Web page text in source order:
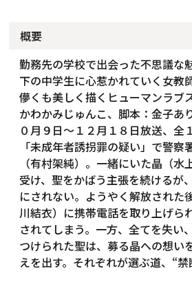
概要
勤務先の学校で出会った不思議な
下の中学生に心惹かれていく女教
儚くも美しく描くヒューマンラブ
かわかみじゅんこ、脚本：金子あ
０月９日～１２月１８日放送、全
「未成年者誘拐罪の疑い」で警察
（有村架純）。一緒にいた晶（水
受け、聖をかばう主張を続けるが
にされない。ようやく解放された
川結衣）に携帯電話を取り上げら
されてしまう。一方、全てを失い
つけられた聖は、募る晶への想い
えを出す。それぞれが選ぶ道、“禁